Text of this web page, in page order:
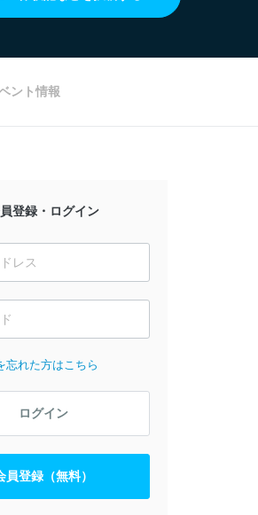
ント情報
登録・ログイン
忘れた方はこちら
ログイン
員登録（無料）